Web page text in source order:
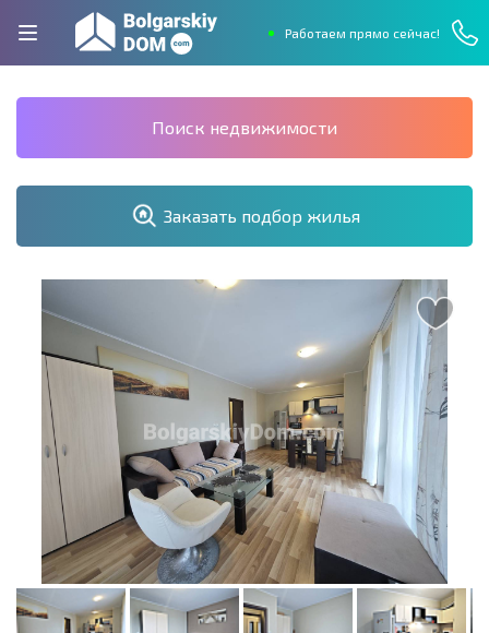
Работаем прямо сейчас!
Поиск недвижимости
Заказать подбор жилья